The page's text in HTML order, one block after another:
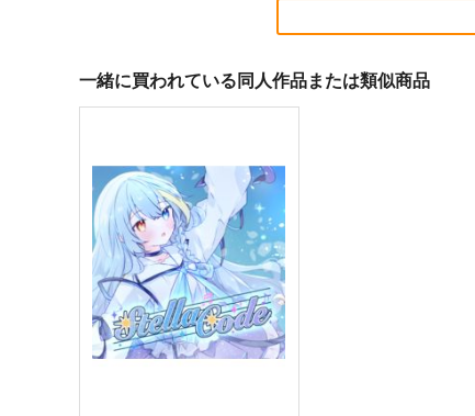
太陽系SF冒険大全スぺオペ！
コンプリートイラスト集！
太陽系旅団
4,400円（税込）
SF・近未来系ファンタジー
オペラ
エイダ
一緒に買われている同人作品または類似商品